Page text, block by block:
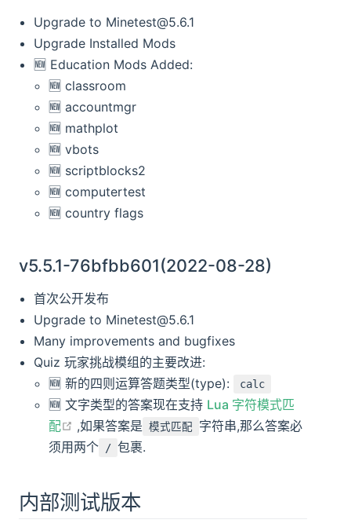
Upgrade to Minetest@5.6.1
Upgrade Installed Mods
🆕️️ Education Mods Added:
🆕️️ classroom
🆕️️ accountmgr
🆕️️ mathplot
🆕️️ vbots
🆕️️ scriptblocks2
🆕️️ computertest
🆕️️ country flags
v5.5.1-76bfbb601(2022-08-28)
首次公开发布
Upgrade to Minetest@5.6.1
Many improvements and bugfixes
Quiz 玩家挑战模组的主要改进:
🆕️️ 新的四则运算答题类型(type):
calc
🆕️️ 文字类型的答案现在支持 Lua 字符模式匹
配
open in new window
,如果答案是 模式匹配
字符串,那么答案必
须用两个
/ 包裹.
内部测试版本